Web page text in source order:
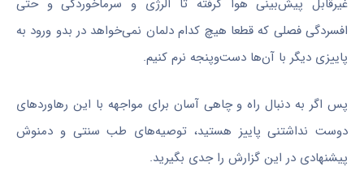
افسردگی فصلی که قطعا هیچ کدام دلمان نمی‌خواهد در بدو ورود به
پاییزی دیگر با آن‌ها دست‌وپنجه نرم کنیم.
پس اگر به دنبال راه و چاهی آسان برای مواجهه با این رهاوردهای
دوست نداشتنی پاییز هستید، توصیه‌های طب سنتی و دمنوش
پیشنهادی در این گزارش را جدی بگیرید.